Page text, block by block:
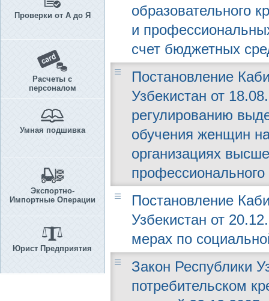
Проверки от А до Я
Расчеты с
персоналом
Умная подшивка
Экспортно-
Импортные Операции
Юрист Предприятия
образовательного
и
счет бюджетных
Постановление
Узбекистан от
регулированию
обучения женщин
организациях
Постановление
Узбекистан от
мерах по
Закон Республики
потребительском